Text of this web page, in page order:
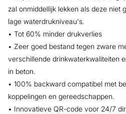
zal onmiddellijk lekken als deze niet
lage waterdrukniveau's.
• Tot 60% minder drukverlies
• Zeer goed bestand tegen zware
verschillende drinkwaterkwaliteiten
in beton.
• 100% backward compatibel met
koppelingen en gereedschappen.
• Innovatieve QR-code voor 24/7